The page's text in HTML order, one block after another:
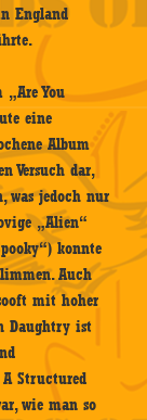
England
You
eine
Album
Versuch dar,
was jedoch nur
„Alien“
konnte
Auch
mit hoher
Daughtry ist
Structured
wie man so